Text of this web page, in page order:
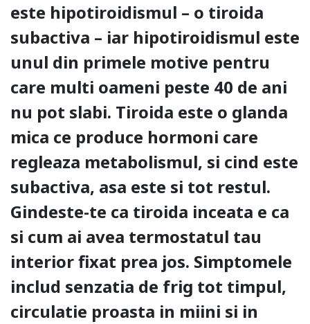
este hipotiroidismul – o tiroida
subactiva – iar hipotiroidismul este
unul din primele motive pentru
care multi oameni peste 40 de ani
nu pot slabi. Tiroida este o glanda
mica ce produce hormoni care
regleaza metabolismul, si cind este
subactiva, asa este si tot restul.
Gindeste-te ca tiroida inceata e ca
si cum ai avea termostatul tau
interior fixat prea jos. Simptomele
includ senzatia de frig tot timpul,
circulatie proasta in miini si in